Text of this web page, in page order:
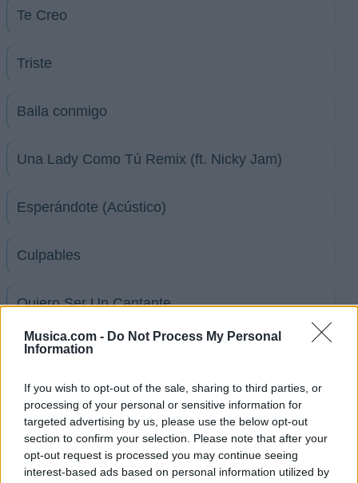
Musica.com - Do Not Process My Personal
Information
If you wish to opt-out of the sale, sharing to third parties, or
processing of your personal or sensitive information for
targeted advertising by us, please use the below opt-out
section to confirm your selection. Please note that after your
opt-out request is processed you may continue seeing
interest-based ads based on personal information utilized by
Te Creo
Triste
Baila conmigo
Una Lady Como Tú Remix (ft. Nicky Jam)
Esperándote (Acústico)
Culpables
Quiero Ser Un Cantante
Una Vez Más (ft. Noriel)
Enamorate
Ver todas sus letras por orden alfabético